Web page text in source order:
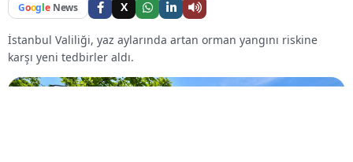
Google News X
İstanbul Valiliği, yaz aylarında artan orman yangını riskine
karşı yeni tedbirler aldı.